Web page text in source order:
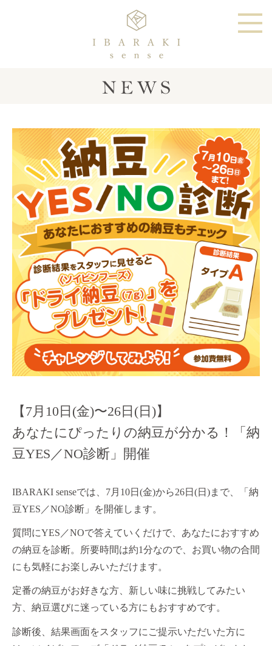
【7月10日(金)〜26日(日)】
あなたにぴったりの納豆が分かる！「納
豆YES／NO診断」開催
IBARAKI senseでは、7月10日(金)から26日(日)まで、「納
豆YES／NO診断」を開催します。
質問にYES／NOで答えていくだけで、あなたにおすすめ
の納豆を診断。所要時間は約1分なので、お買い物の合間
にも気軽にお楽しみいただけます。
定番の納豆がお好きな方、新しい味に挑戦してみたい
方、納豆選びに迷っている方にもおすすめです。
診断後、結果画面をスタッフにご提示いただいた方に